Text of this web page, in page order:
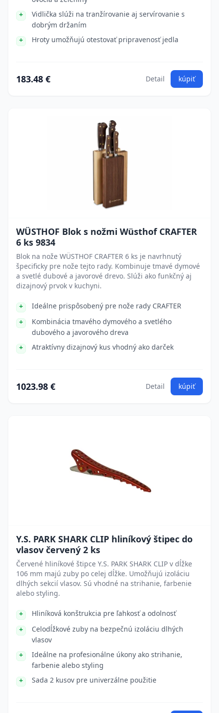
Vidlička slúži na tranžírovanie aj servírovanie s
dobrým držaním
Hroty umožňujú otestovať pripravenosť jedla
183.48 € Detail kúpiť
WÜSTHOF Blok s nožmi Wüsthof CRAFTER
6 ks 9834
Blok na nože WÜSTHOF CRAFTER 6 ks je navrhnutý
špecificky pre nože tejto rady. Kombinuje tmavé dymové
a svetlé dubové a javorové drevo. Slúži ako funkčný aj
dizajnový prvok v kuchyni.
Ideálne prispôsobený pre nože rady CRAFTER
Kombinácia tmavého dymového a svetlého
dubového a javorového dreva
Atraktívny dizajnový kus vhodný ako darček
1023.98 € Detail kúpiť
Y.S. PARK SHARK CLIP hliníkový štipec do
vlasov červený 2 ks
Červené hliníkové štipce Y.S. PARK SHARK CLIP v dĺžke
106 mm majú zuby po celej dĺžke. Umožňujú izoláciu
dlhých sekcií vlasov. Sú vhodné na strihanie, farbenie
alebo styling.
Hliníková konštrukcia pre ľahkosť a odolnosť
Celodĺžkové zuby na bezpečnú izoláciu dlhých
vlasov
Ideálne na profesionálne úkony ako strihanie,
farbenie alebo styling
Sada 2 kusov pre univerzálne použitie